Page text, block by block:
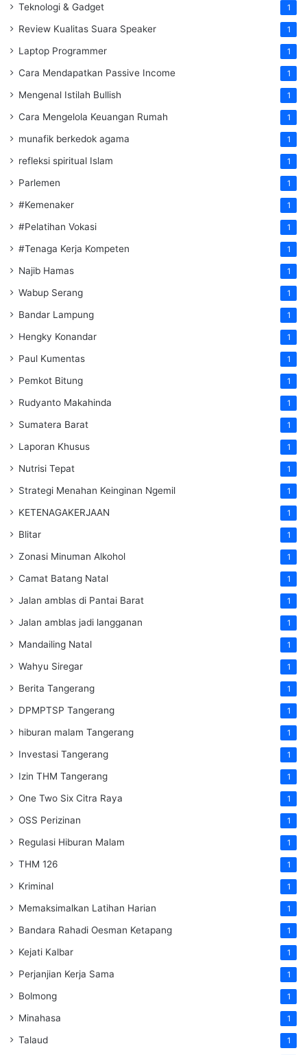
Teknologi & Gadget 1
Review Kualitas Suara Speaker 1
Laptop Programmer 1
Cara Mendapatkan Passive Income 1
Mengenal Istilah Bullish 1
Cara Mengelola Keuangan Rumah 1
munafik berkedok agama 1
refleksi spiritual Islam 1
Parlemen 1
#Kemenaker 1
#Pelatihan Vokasi 1
#Tenaga Kerja Kompeten 1
Najib Hamas 1
Wabup Serang 1
Bandar Lampung 1
Hengky Konandar 1
Paul Kumentas 1
Pemkot Bitung 1
Rudyanto Makahinda 1
Sumatera Barat 1
Laporan Khusus 1
Nutrisi Tepat 1
Strategi Menahan Keinginan Ngemil 1
KETENAGAKERJAAN 1
Blitar 1
Zonasi Minuman Alkohol 1
Camat Batang Natal 1
Jalan amblas di Pantai Barat 1
Jalan amblas jadi langganan 1
Mandailing Natal 1
Wahyu Siregar 1
Berita Tangerang 1
DPMPTSP Tangerang 1
hiburan malam Tangerang 1
Investasi Tangerang 1
Izin THM Tangerang 1
One Two Six Citra Raya 1
OSS Perizinan 1
Regulasi Hiburan Malam 1
THM 126 1
Kriminal 1
Memaksimalkan Latihan Harian 1
Bandara Rahadi Oesman Ketapang 1
Kejati Kalbar 1
Perjanjian Kerja Sama 1
Bolmong 1
Minahasa 1
Talaud 1